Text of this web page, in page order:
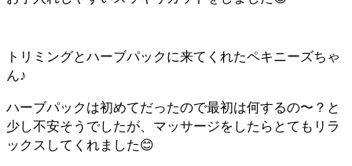
トリミングとハーブパックに来てくれたペキニーズちゃ
ん♪
ハーブパックは初めてだったので最初は何するの〜？と
少し不安そうでしたが、マッサージをしたらとてもリラ
ックスしてくれました😊